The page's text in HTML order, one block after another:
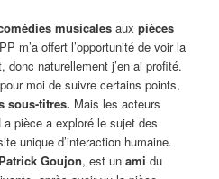
musicales auxpièces
m’a offert l’opportunité de voir la
donc naturellement j’en ai profité.
moi de suivre certains points,
sous-titres. Mais les acteurs
pièce a exploré le sujet des
unique d’interaction humaine.
Patrick Goujon, est unami du